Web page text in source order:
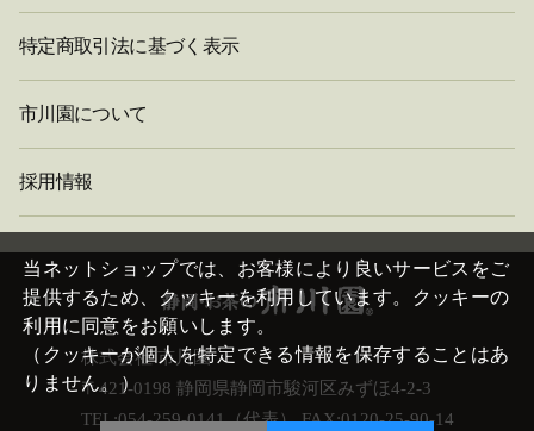
特定商取引法に基づく表示
市川園について
採用情報
株式会社 市川園
〒421-0198 静岡県静岡市駿河区みずほ4-2-3
TEL:054-259-0141（代表） FAX:0120-25-90-14
当ネットショップでは、お客様により良いサービスをご
提供するため、クッキーを利用しています。クッキーの
利用に同意をお願いします。
（クッキーが個人を特定できる情報を保存することはあ
りません。）
閉
じ
る